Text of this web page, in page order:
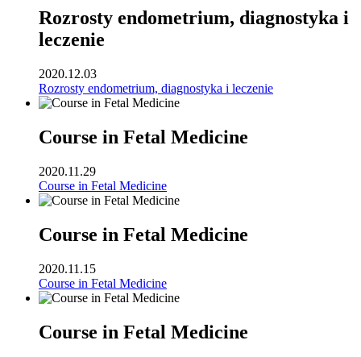
Rozrosty endometrium, diagnostyka i
leczenie
2020.12.03
Rozrosty endometrium, diagnostyka i leczenie
Course in Fetal Medicine
2020.11.29
Course in Fetal Medicine
Course in Fetal Medicine
2020.11.15
Course in Fetal Medicine
Course in Fetal Medicine